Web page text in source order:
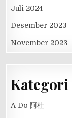
Juli 2024
Desember 2023
November 2023
Kategori
A Do 阿杜